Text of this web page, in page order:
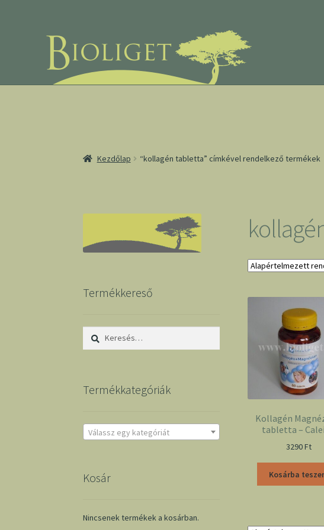
Kezdőlap “kollagén tabletta” címkével rendelkező termékek
Kollagén
tabletta –
3290Ft
Kosárba
Termékkereső
Keresés:
Termékkategóriák
Válassz egy kategóriát
Kosár
Nincsenek termékek a kosárban.